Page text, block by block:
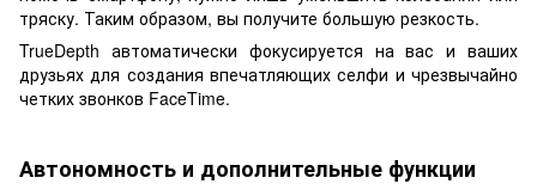
тряску. Таким образом, вы получите большую резкость.
TrueDepth автоматически фокусируется на вас и ваших
друзьях для создания впечатляющих селфи и чрезвычайно
четких звонков FaceTime.
Автономность и дополнительные функции